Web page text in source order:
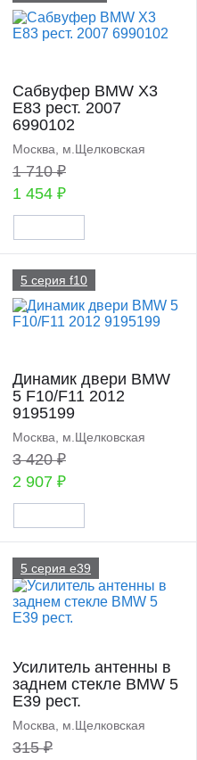
Сабвуфер BMW X3
E83 рест. 2007
6990102
Москва, м.Щелковская
1 710 ₽
1 454 ₽
5 серия f10
Динамик двери BMW
5 F10/F11 2012
9195199
Москва, м.Щелковская
3 420 ₽
2 907 ₽
5 серия e39
Усилитель антенны в
заднем стекле BMW 5
E39 рест.
Москва, м.Щелковская
315 ₽